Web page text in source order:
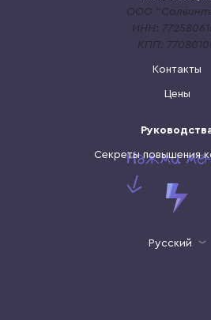
Русский
ООО
ИНН:
КПП:
Контакты
Цены
Секреты повышения